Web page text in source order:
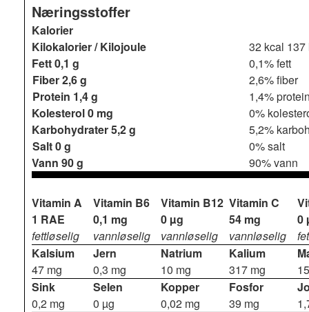
Næringsstoffer
Kalorier
Kilokalorier / Kilojoule
32 kcal 137
Fett0,1 g
0,1% fett
Fiber2,6 g
2,6% fiber
Protein 1,4 g
1,4%
Kolesterol0 mg
0%
Karbohydrater5,2 g
5,2%
Salt0 g
0% salt
Vann 90 g 90% vann
Vitamin A
1 RAE
fettløselig
Vitamin B6
0,1 mg
vannløselig
Vitamin B12
0 µg
vannløselig
Vitamin C
54 mg
vannløselig
0
Kalsium
47 mg
Jern
0,3 mg
Natrium
10 mg
Kalium
317 mg
Sink
0,2 mg
Selen
0 µg
Kopper
0,02 mg
Fosfor
39 mg